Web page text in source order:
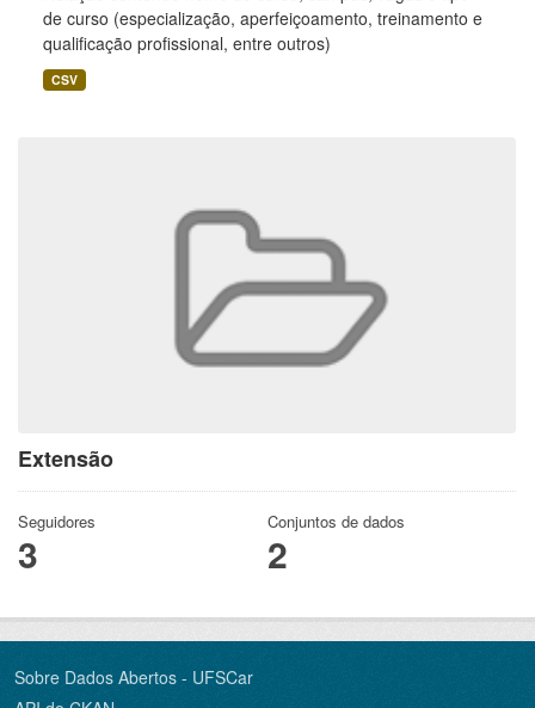
Extensão
Seguidores
3
Conjuntos de dados
2
de curso (especialização, aperfeiçoamento, treinamento e
qualificação profissional, entre outros)
CSV
Sobre Dados Abertos - UFSCar